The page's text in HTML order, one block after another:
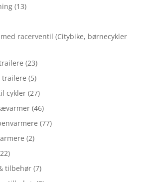
(13)
racerventil (Citybike, børnecykler
(23)
trailere (5)
cykler (27)
(46)
(77)
(2)
tilbehør (7)